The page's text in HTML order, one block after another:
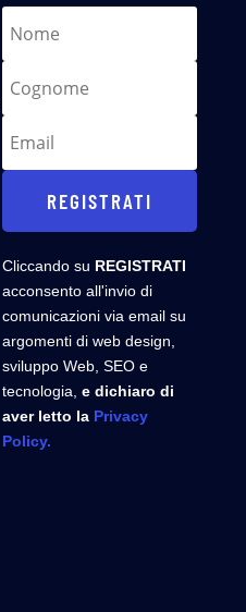
REGISTRATI
Cliccando su REGISTRATI
acconsento all'invio di
comunicazioni via email su
argomenti di web design,
sviluppo Web, SEO e
tecnologia, e dichiaro di
aver letto la Privacy
Policy.